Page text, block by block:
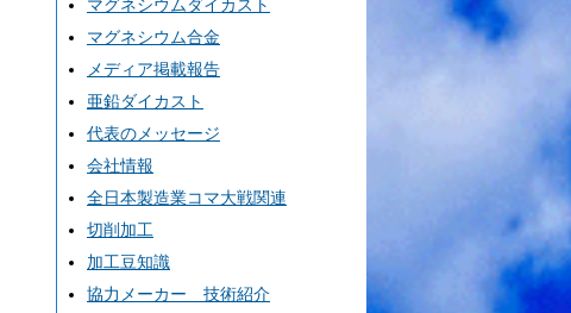
マグネシウムダイカスト
マグネシウム合金
メディア掲載報告
亜鉛ダイカスト
代表のメッセージ
会社情報
全日本製造業コマ大戦関連
切削加工
加工豆知識
協力メーカー 技術紹介